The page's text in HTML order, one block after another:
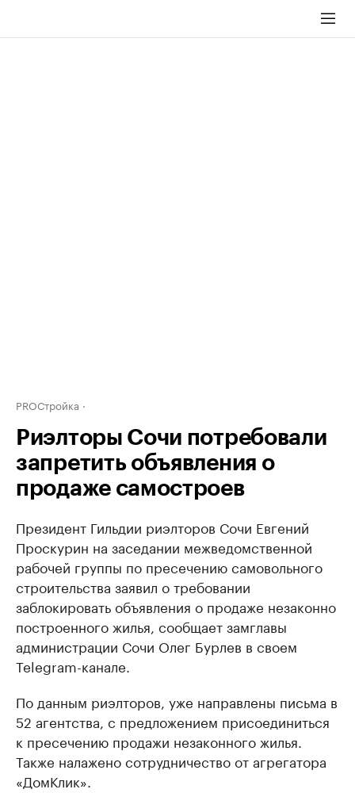
PROСтройка
Риэлторы Сочи потребовали
запретить объявления о
продаже самостроев
Президент Гильдии риэлторов Сочи Евгений
Проскурин на заседании межведомственной
рабочей группы по пресечению самовольного
строительства заявил о требовании
заблокировать объявления о продаже незаконно
построенного жилья, сообщает замглавы
администрации Сочи Олег Бурлев в своем
Telegram-канале.
По данным риэлторов, уже направлены письма в
52 агентства, с предложением присоединиться
к пресечению продажи незаконного жилья.
Также налажено сотрудничество от агрегатора
«ДомКлик».